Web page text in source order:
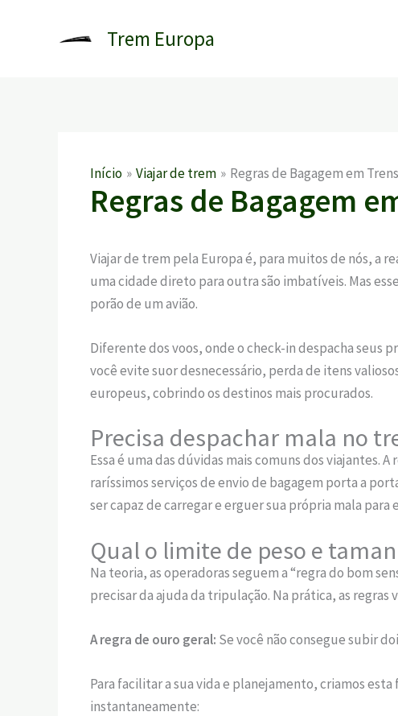
Trem Europa
Início Viajar de trem Regras de Bagagem em
Regras de Bagagem
Viajar de trem pela Europa é, para muitos de nós, a
uma cidade direto para outra são imbatíveis. Mas
porão de um avião.
Diferente dos voos, onde o check-in despacha seus
você evite suor desnecessário, perda de itens
europeus, cobrindo os destinos mais procurados.
Precisa despachar mala no
Essa é uma das dúvidas mais comuns dos viajantes. A
raríssimos serviços de envio de bagagem porta a
ser capaz de carregar e erguer sua própria mala para
Qual o limite de peso e
Na teoria, as operadoras seguem a “regra do bom
precisar da ajuda da tripulação. Na prática, as regras
A regra de ouro geral: Se você não consegue subir
Para facilitar a sua vida e planejamento, criamos
instantaneamente: